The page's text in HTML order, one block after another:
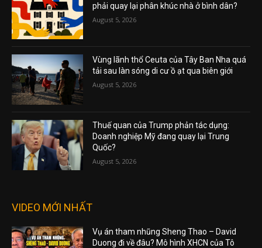
phải quay lại phân khúc nhà ở bình dân?
August 5, 2026
Vùng lãnh thổ Ceuta của Tây Ban Nha quá
tải sau làn sóng di cư ồ ạt qua biên giới
August 5, 2026
Thuế quan của Trump phản tác dụng:
Doanh nghiệp Mỹ đang quay lại Trung
Quốc?
August 5, 2026
VIDEO MỚI NHẤT
Vụ án tham nhũng Sheng Thao – David
Duong đi về đâu? Mô hình XHCN của Tô